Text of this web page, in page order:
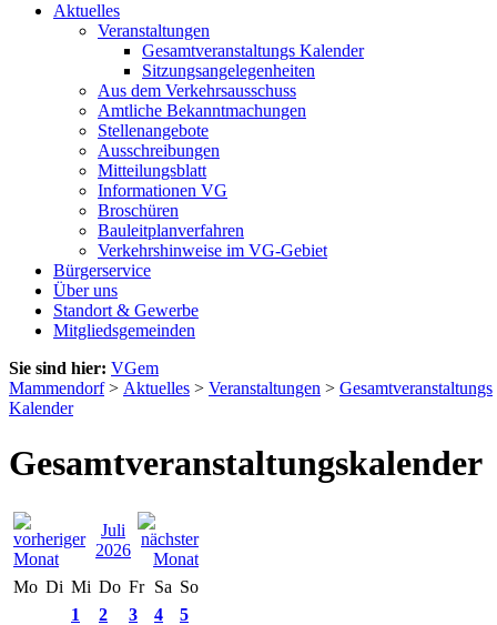
Aktuelles
Veranstaltungen
Gesamtveranstaltungs Kalender
Sitzungsangelegenheiten
Aus dem Verkehrsausschuss
Amtliche Bekanntmachungen
Stellenangebote
Ausschreibungen
Mitteilungsblatt
Informationen VG
Broschüren
Bauleitplanverfahren
Verkehrshinweise im VG-Gebiet
Bürgerservice
Über uns
Standort & Gewerbe
Mitgliedsgemeinden
Sie sind hier: VGem
Mammendorf> Aktuelles > Veranstaltungen > Gesamtveranstaltungs
Kalender
Gesamtveranstaltungskalender
Juli
2026
Mo Di Mi Do Fr Sa So
1
2 3 4
5